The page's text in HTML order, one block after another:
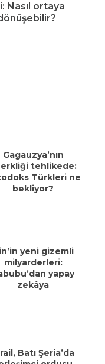
Nasıl ortaya
Gagauzya’nın
tehlikede:
Türkleri ne
bekliyor?
yeni gizemli
milyarderleri:
yapay
zekâya
Batı Şeria’da